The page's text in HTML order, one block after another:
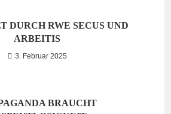
DURCH RWE SECUS UND
ARBEITIS
3. Februar 2025
BRAUCHT